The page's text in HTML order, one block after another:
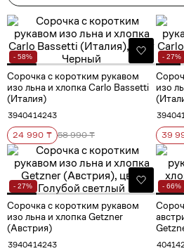
- 58%
Сорочка с коротким рукавом
изо льна и хлопка Carlo Bassetti
(Италия)
3940414243
24 990 ₸ 58 990 ₸
- 27%
изо
3940
39
- 27%
Сорочка с коротким рукавом
изо льна и хлопка Getzner
(Австрия)
3940414243
- 66%
4041